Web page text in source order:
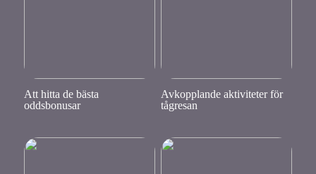
Att hitta de bästa
oddsbonusar
Avkopplande aktiviteter för
tågresan